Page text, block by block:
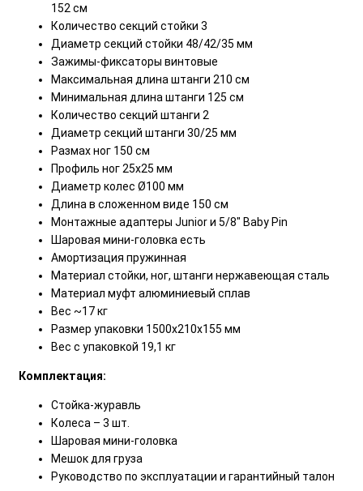
152 см
Количество секций стойки 3
Диаметр секций стойки 48/42/35 мм
Зажимы-фиксаторы винтовые
Максимальная длина штанги 210 см
Минимальная длина штанги 125 см
Количество секций штанги 2
Диаметр секций штанги 30/25 мм
Размах ног 150 см
Профиль ног 25х25 мм
Диаметр колес Ø100 мм
Длина в сложенном виде 150 см
Монтажные адаптеры Junior и 5/8" Baby Pin
Шаровая мини-головка есть
Амортизация пружинная
Материал стойки, ног, штанги нержавеющая сталь
Материал муфт алюминиевый сплав
Вес ~17 кг
Размер упаковки 1500х210х155 мм
Вес с упаковкой 19,1 кг
Комплектация:
Стойка-журавль
Колеса – 3 шт.
Шаровая мини-головка
Мешок для груза
Руководство по эксплуатации и гарантийный талон